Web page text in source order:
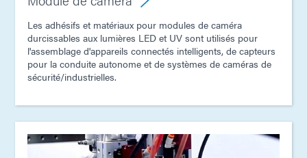
Les adhésifs et matériaux pour modules de caméra
durcissables aux lumières LED et UV sont utilisés pour
l'assemblage d'appareils connectés intelligents, de capteurs
pour la conduite autonome et de systèmes de caméras de
sécurité/industrielles.